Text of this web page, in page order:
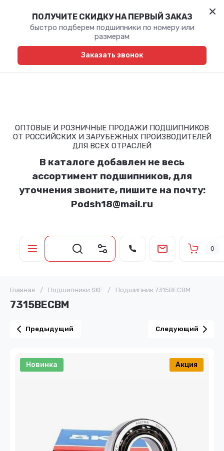
ПОЛУЧИТЕ СКИДКУ НА ПЕРВЫЙ ЗАКАЗ
быстро подберем подшипники по номеру или
размерам
Заказать звонок
ОПТОВЫЕ И РОЗНИЧНЫЕ ПРОДАЖИ ПОДШИПНИКОВ
ОТ РОССИЙСКИХ И ЗАРУБЕЖНЫХ ПРОИЗВОДИТЕЛЕЙ
ДЛЯ ВСЕХ ОТРАСЛЕЙ
В каталоге добавлен не весь
ассортимент подшипников, для
уточнения звоните, пишите на почту:
Podsh18@mail.ru
0
Главная / Подшипники SKF / Подшипник 7315BECBM
7315BECBM
Предыдущий Следующий
Новинка Акция